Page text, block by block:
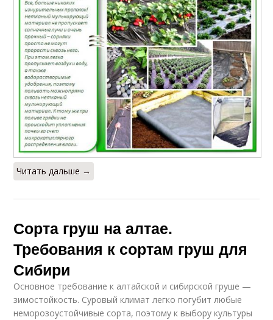
Читать дальше →
Сорта груш на алтае.
Требования к сортам груш для
Сибири
Основное требование к алтайской и сибирской груше —
зимостойкость. Суровый климат легко погубит любые
неморозоустойчивые сорта, поэтому к выбору культуры